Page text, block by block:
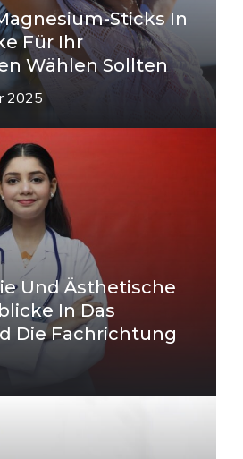
Sticks In
Für Ihr
Wählen Sollten
2025
Und Ästhetische
In Das
Die Fachrichtung